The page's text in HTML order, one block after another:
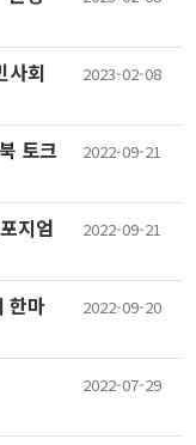
사회
2023-02-08
토크
2022-09-21
지엄
2022-09-21
한마
2022-09-20
2022-07-29